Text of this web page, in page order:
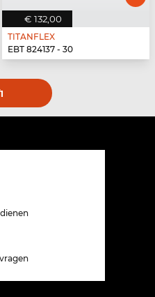
€ 132,00
TITANFLEX
EBT 824137 - 30